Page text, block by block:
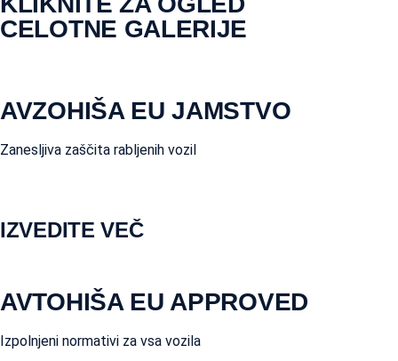
CELOTNE GALERIJE
AVZOHIŠA EU JAMSTVO
Zanesljiva zaščita rabljenih vozil
IZVEDITE VEČ
AVTOHIŠA EU APPROVED
Izpolnjeni normativi za vsa vozila